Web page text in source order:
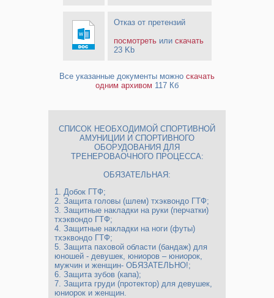
Отказ от претензий
посмотретьили скачать
23 Kb
Все указанные документы можно скачать
одним архивом 117 Кб
СПИСОК НЕОБХОДИМОЙ СПОРТИВНОЙ
АМУНИЦИИ И СПОРТИВНОГО
ОБОРУДОВАНИЯ ДЛЯ
ТРЕНЕРОВАОЧНОГО ПРОЦЕССА:
ОБЯЗАТЕЛЬНАЯ:
1.​ Добок ГТФ;
2.​ Защита головы (шлем) тхэквондо ГТФ;
3.​ Защитные накладки на руки (перчатки)
тхэквондо ГТФ;
4.​ Защитные накладки на ноги (футы)
тхэквондо ГТФ;
5.​ Защита паховой области (бандаж) для
юношей - девушек, юниоров – юниорок,
мужчин и женщин- ОБЯЗАТЕЛЬНО!;
6.​ Защита зубов (капа);
7.​ Защита груди (протектор) для девушек,
юниорок и женщин.